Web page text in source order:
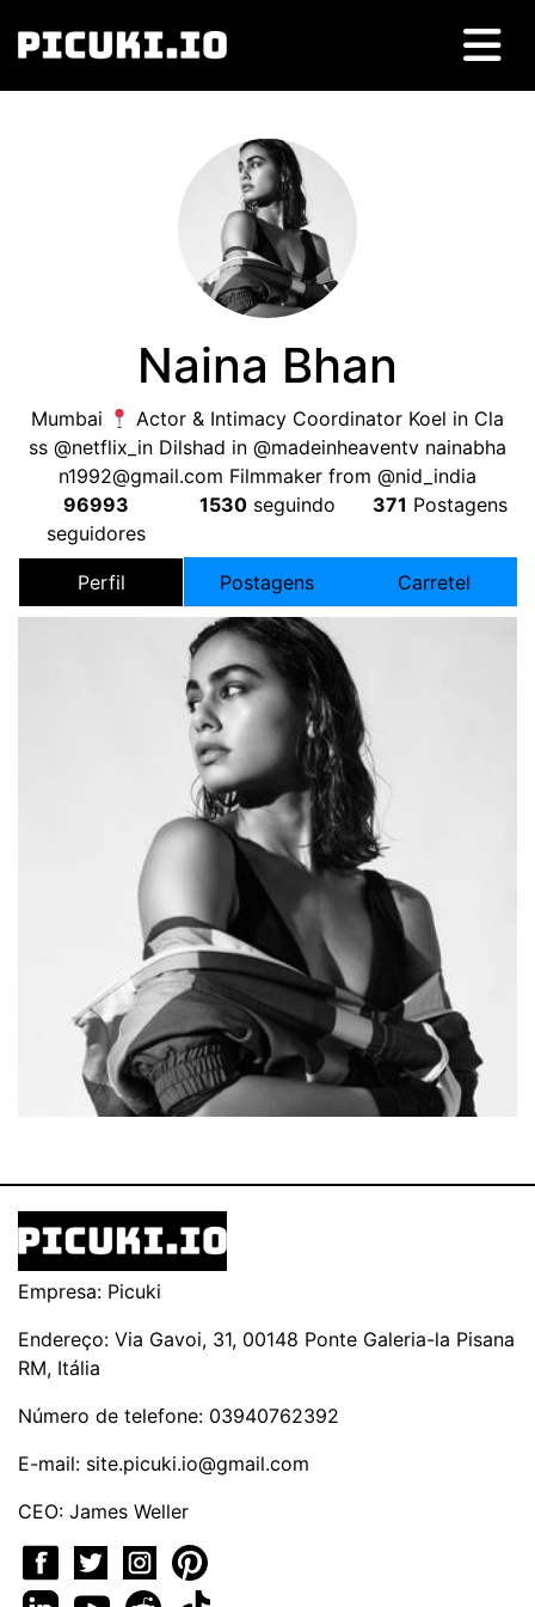
Naina Bhan
Mumbai Actor & Intimacy Coordinator Koel in Cla
ss @netflix_in Dilshad in @madeinheaventv nainabha
n1992@gmail.com Filmmaker from @nid_india
96993
seguidores
1530 seguindo 371 Postagens
Perfil Postagens Carretel
Empresa: Picuki
Endereço: Via Gavoi, 31, 00148 Ponte Galeria-la Pisana
RM, Itália
Número de telefone: 03940762392
E-mail: site.picuki.io@gmail.com
CEO: James Weller